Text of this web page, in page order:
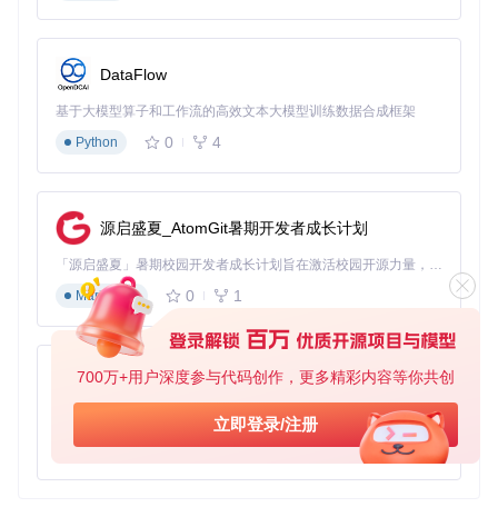
700万+用户深度参与代码创作，更多精彩内容等你共创
立即登录/注册
DataFlow
基于大模型算子和工作流的高效文本大模型训练数据合成框架
Python
0 4
源启盛夏_AtomGit暑期开发者成长计划
「源启盛夏」暑期校园开发者成长计划旨在激活校园开源力量，通过积分激励、认证扶持、资源倾斜等形式，引导高校组织和开发者完成「入驻 — 建项目 — 做贡献 — 获认证 — 得资源」的完整闭环。无论你是想带领社团入驻平台的组织者，还是希望用代码贡献证明自己的开发者，都能在这里找到属于你的成长路径。
Markdown
0 1
py-xiaozhi
基于Python的Xiaozhi AI，适用于想要完整Xiaozhi体验而无需拥有专用硬件的用户。
Python
0 1